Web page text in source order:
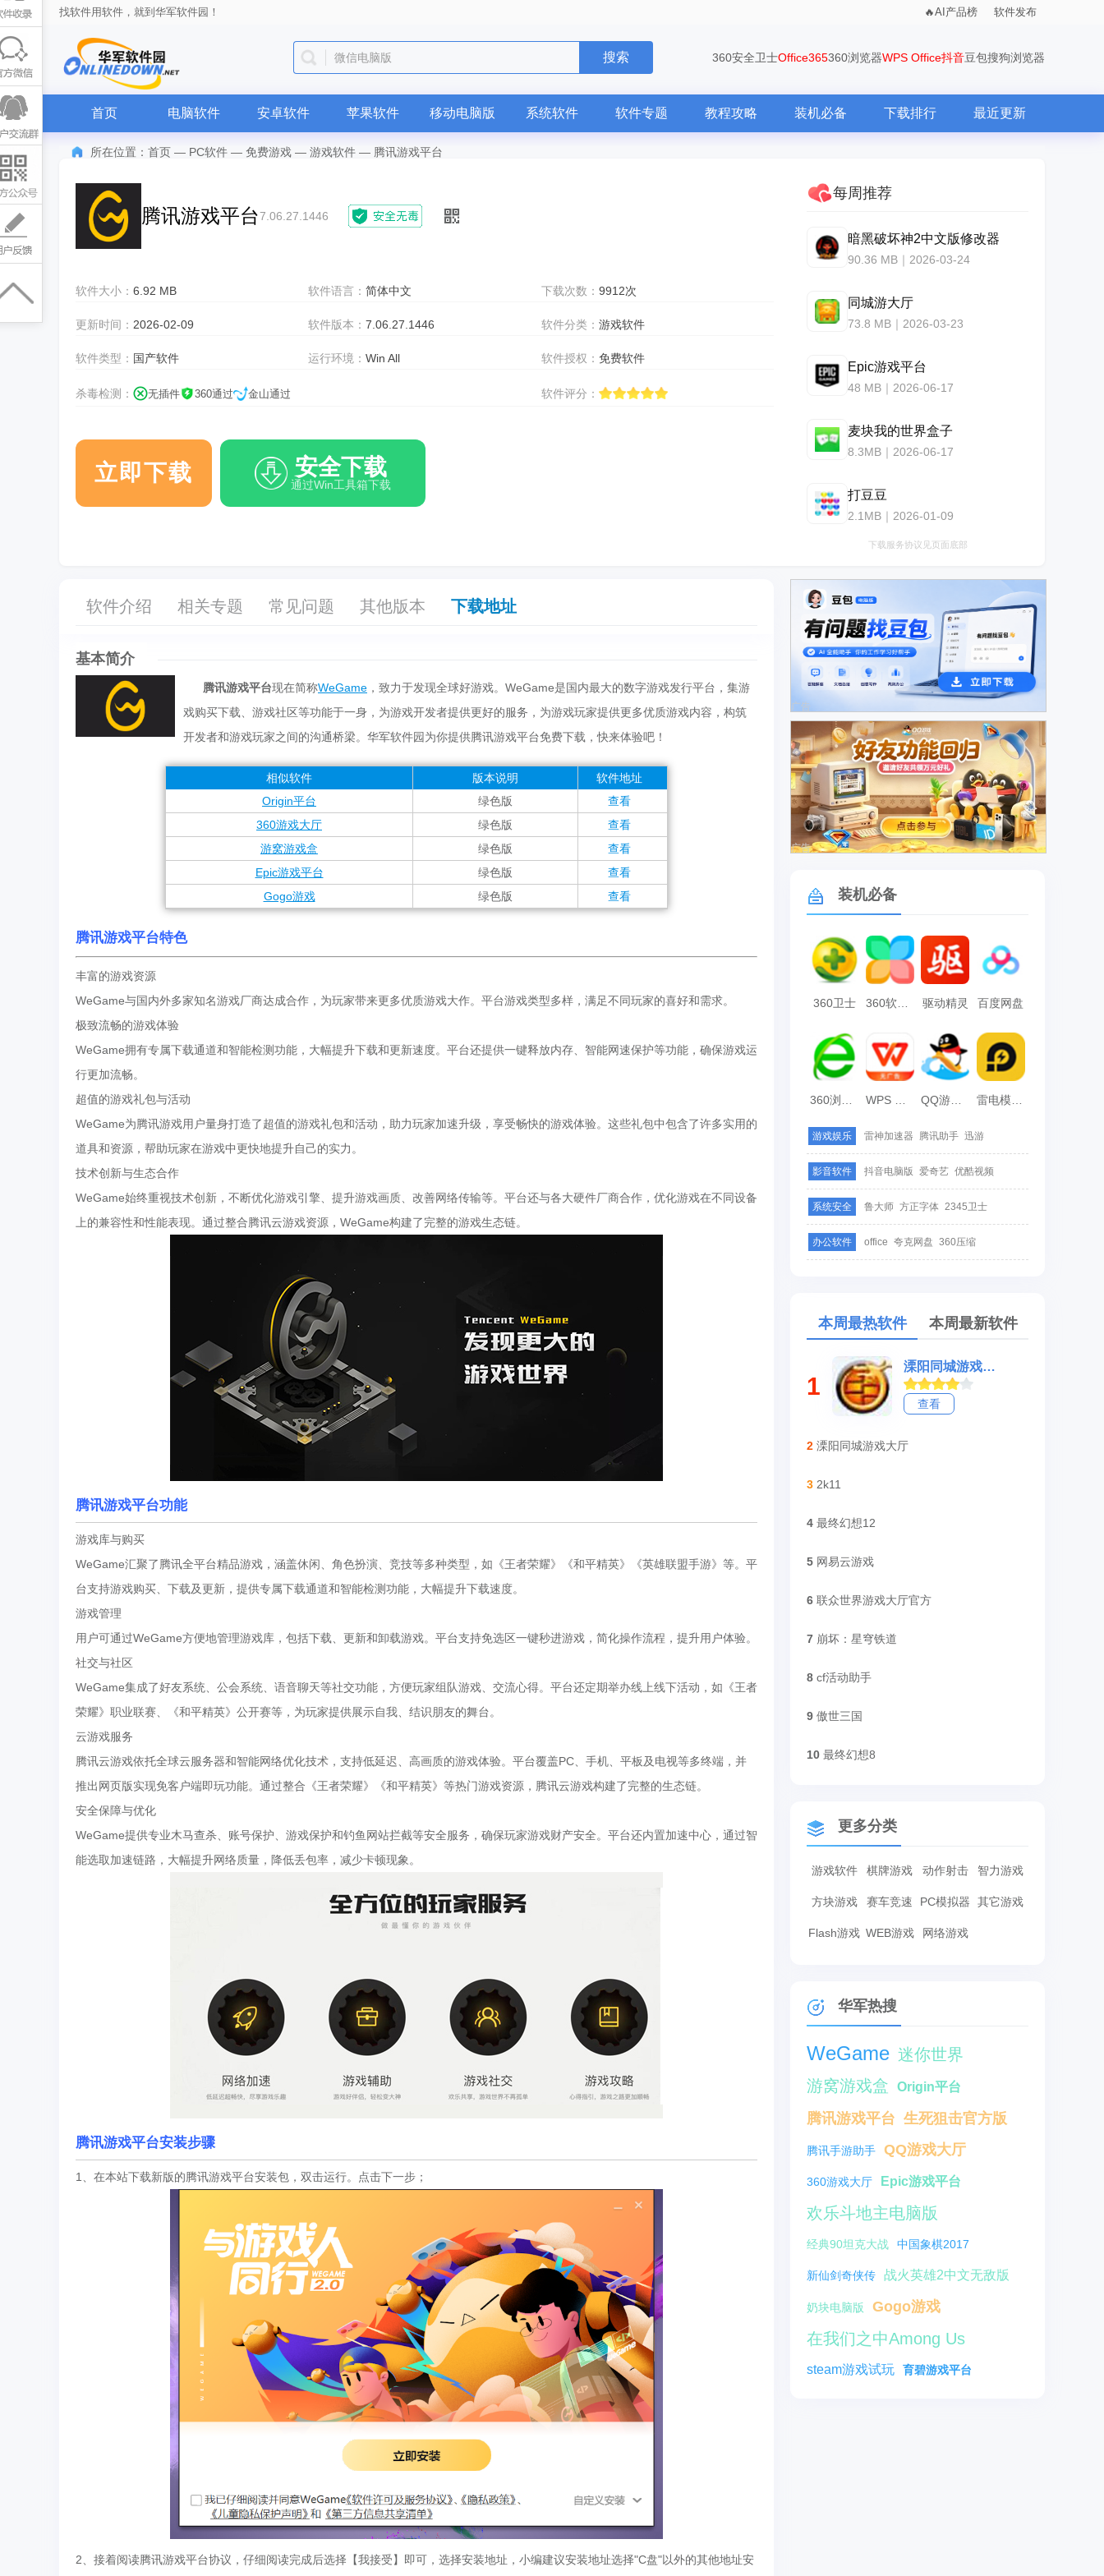
找软件用软件，就到华军软件园！ AI产品榜 软件发布
微信电脑版 搜索 360安全卫士Office365360浏览器WPS Office抖音豆包搜狗浏览器
首页 电脑软件 安卓软件 苹果软件 移动电脑版 系统软件 软件专题 教程攻略 装机必备 下载排行 最近更新
所在位置： 首页 — PC软件 — 免费游戏 — 游戏软件 — 腾讯游戏平台
腾讯游戏平台7.06.27.1446
软件大小： 6.92 MB 软件语言：简体中文 下载次数： 9912次
更新时间： 2026-02-09 软件版本：7.06.27.1446 软件分类： 游戏软件
软件类型： 国产软件 运行环境：Win All 软件授权： 免费软件
杀毒检测： 无插件 360通过 金山通过 软件评分：
立即下载 安全下载
通过Win工具箱下载
每周推荐
暗黑破坏神2中文版修改器
90.36 MB｜2026-03-24
同城游大厅
73.8 MB｜2026-03-23
Epic游戏平台
48 MB｜2026-06-17
麦块我的世界盒子
8.3MB｜2026-06-17
打豆豆
2.1MB｜2026-01-09
下载服务协议见页面底部
软件介绍 相关专题 常见问题 其他版本 下载地址
基本简介
腾讯游戏平台现在简称WeGame ，致力于发现全球好游戏。WeGame是国内最大的数字游戏发行平台，集游
戏购买下载、游戏社区等功能于一身，为游戏开发者提供更好的服务，为游戏玩家提供更多优质游戏内容，构筑
开发者和游戏玩家之间的沟通桥梁。华军软件园为你提供腾讯游戏平台免费下载，快来体验吧！
相似软件 版本说明
软件地址
Origin平台
绿色版
查看
360游戏大厅
绿色版
查看
游窝游戏盒
绿色版
查看
Epic游戏平台
绿色版
查看
Gogo游戏
绿色版 查看
腾讯游戏平台特色
丰富的游戏资源
WeGame与国内外多家知名游戏厂商达成合作，为玩家带来更多优质游戏大作。平台游戏类型多样，满足不同玩家的喜好和需求。
极致流畅的游戏体验
WeGame拥有专属下载通道和智能检测功能，大幅提升下载和更新速度。平台还提供一键释放内存、智能网速保护等功能，确保游戏运
行更加流畅。
超值的游戏礼包与活动
WeGame为腾讯游戏用户量身打造了超值的游戏礼包和活动，助力玩家加速升级，享受畅快的游戏体验。这些礼包中包含了许多实用的
道具和资源，帮助玩家在游戏中更快地提升自己的实力。
技术创新与生态合作
WeGame始终重视技术创新，不断优化游戏引擎、提升游戏画质、改善网络传输等。平台还与各大硬件厂商合作，优化游戏在不同设备
上的兼容性和性能表现。通过整合腾讯云游戏资源，WeGame构建了完整的游戏生态链。
腾讯游戏平台功能
游戏库与购买
WeGame汇聚了腾讯全平台精品游戏，涵盖休闲、角色扮演、竞技等多种类型，如《王者荣耀》《和平精英》《英雄联盟手游》等。平
台支持游戏购买、下载及更新，提供专属下载通道和智能检测功能，大幅提升下载速度。
游戏管理
用户可通过WeGame方便地管理游戏库，包括下载、更新和卸载游戏。平台支持免选区一键秒进游戏，简化操作流程，提升用户体验。
社交与社区
WeGame集成了好友系统、公会系统、语音聊天等社交功能，方便玩家组队游戏、交流心得。平台还定期举办线上线下活动，如《王者
荣耀》职业联赛、《和平精英》公开赛等，为玩家提供展示自我、结识朋友的舞台。
云游戏服务
腾讯云游戏依托全球云服务器和智能网络优化技术，支持低延迟、高画质的游戏体验。平台覆盖PC、手机、平板及电视等多终端，并
推出网页版实现免客户端即玩功能。通过整合《王者荣耀》《和平精英》等热门游戏资源，腾讯云游戏构建了完整的生态链。
安全保障与优化
WeGame提供专业木马查杀、账号保护、游戏保护和钓鱼网站拦截等安全服务，确保玩家游戏财产安全。平台还内置加速中心，通过智
能选取加速链路，大幅提升网络质量，降低丢包率，减少卡顿现象。
腾讯游戏平台安装步骤
1、在本站下载新版的腾讯游戏平台安装包，双击运行。点击下一步；
2、接着阅读腾讯游戏平台协议，仔细阅读完成后选择【我接受】即可，选择安装地址，小编建议安装地址选择"C盘"以外的其他地址安
广告
广告
装机必备
360卫士 360软件管家 驱动精灵 百度网盘
雷电模拟器
游戏娱乐 雷神加速器 腾讯助手 迅游
影音软件 抖音电脑版 爱奇艺 优酷视频
系统安全 鲁大师 方正字体 2345卫士
办公软件 office 夸克网盘 360压缩
本周最热软件 本周最新软件
1
溧阳同城游戏大厅
查看
2 溧阳同城游戏大厅
3 2k11
4 最终幻想12
5 网易云游戏
6 联众世界游戏大厅官方
7 崩坏：星穹铁道
8 cf活动助手
9 傲世三国
10 最终幻想8
更多分类
游戏软件 棋牌游戏 动作射击 智力游戏
方块游戏 赛车竞速 PC模拟器 其它游戏
Flash游戏 WEB游戏 网络游戏
华军热搜
WeGame 迷你世界
游窝游戏盒
Origin平台
腾讯游戏平台 生死狙击官方版
腾讯手游助手 QQ游戏大厅
360游戏大厅 Epic游戏平台
欢乐斗地主电脑版
经典90坦克大战 中国象棋2017
新仙剑奇侠传 战火英雄2中文无敌版
奶块电脑版 Gogo游戏
在我们之中Among Us
steam游戏试玩 育碧游戏平台